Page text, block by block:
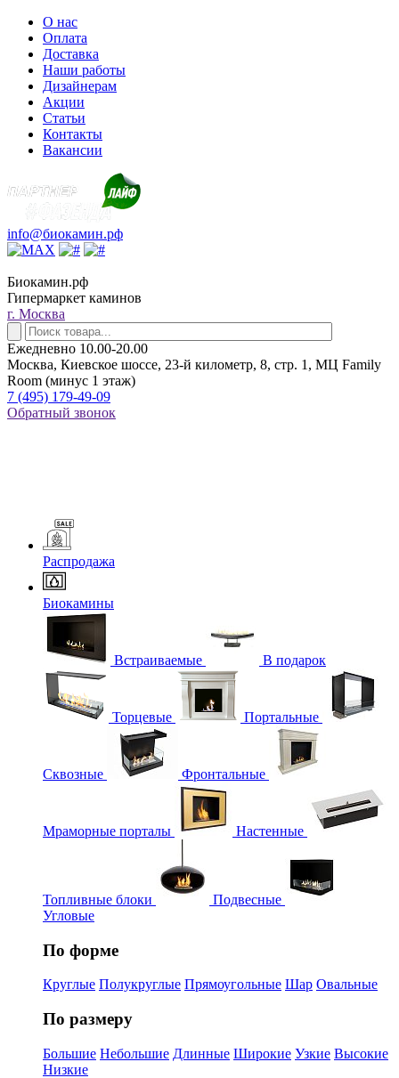
О нас
Оплата
Доставка
Наши работы
Дизайнерам
Акции
Статьи
Контакты
Вакансии
info@биокамин.рф
Биокамин.рф
Гипермаркет каминов
г. Москва
Ежедневно 10.00-20.00
Москва, Киевское шоссе, 23-й километр, 8, стр. 1, МЦ Family
Room (минус 1 этаж)
7 (495) 179-49-09
Обратный звонок
Распродажа
Биокамины
Встраиваемые В подарок
Торцевые Портальные
Сквозные Фронтальные
Мраморные порталы Настенные
Топливные блоки
Подвесные
Угловые
По форме
Круглые Полукруглые Прямоугольные Шар Овальные
По размеру
Большие Небольшие Длинные Широкие Узкие Высокие
Низкие